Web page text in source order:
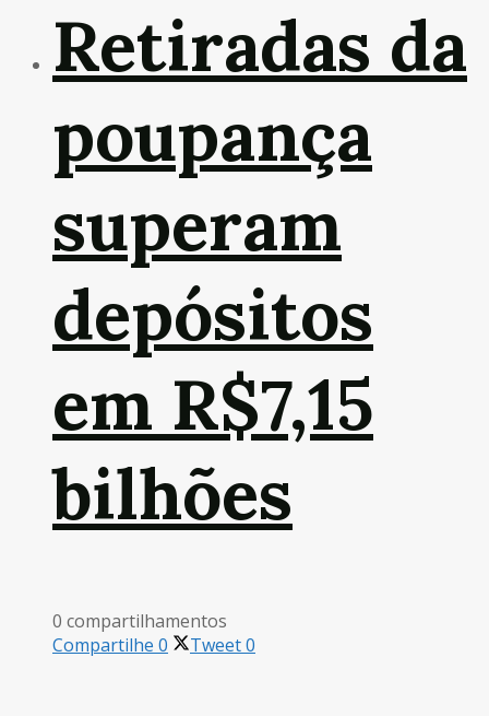
Retiradas da
poupança
superam
depósitos
em R$7,15
bilhões
0 compartilhamentos
Compartilhe 0 Tweet0